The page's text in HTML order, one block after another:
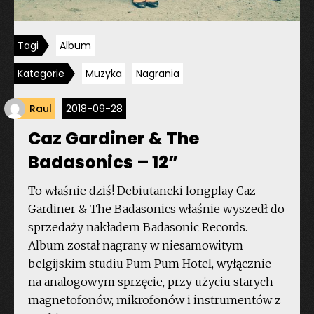
Tagi
Album
Kategorie
Muzyka Nagrania
Raul 2018-09-28
Caz Gardiner & The
Badasonics – 12”
To właśnie dziś! Debiutancki longplay Caz
Gardiner & The Badasonics właśnie wyszedł do
sprzedaży nakładem Badasonic Records.
Album został nagrany w niesamowitym
belgijskim studiu Pum Pum Hotel, wyłącznie
na analogowym sprzęcie, przy użyciu starych
magnetofonów, mikrofonów i instrumentów z